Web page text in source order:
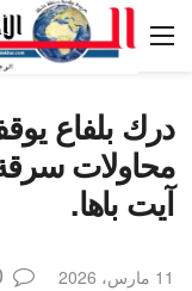
درك بلفاع
محاولات
آيت باها.
11 مارس، 2026